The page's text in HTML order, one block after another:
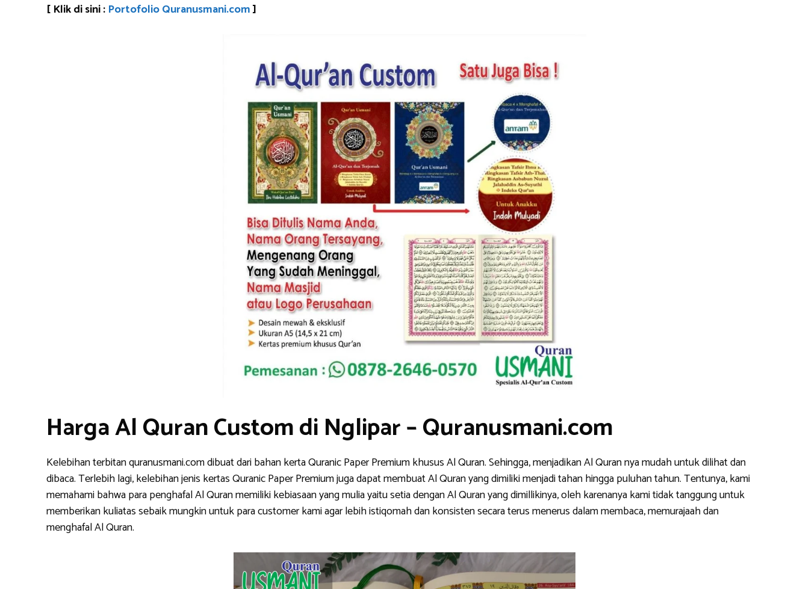
[ Klik di sini : Portofolio Quranusmani.com]
Harga Al Quran Custom di Nglipar – Quranusmani.com
Kelebihan terbitan quranusmani.com dibuat dari bahan kerta Quranic Paper Premium khusus Al Quran. Sehingga, menjadikan Al Quran nya mudah untuk dilihat dan
dibaca. Terlebih lagi, kelebihan jenis kertas Quranic Paper Premium juga dapat membuat Al Quran yang dimiliki menjadi tahan hingga puluhan tahun. Tentunya, kami
memahami bahwa para penghafal Al Quran memiliki kebiasaan yang mulia yaitu setia dengan Al Quran yang dimillikinya, oleh karenanya kami tidak tanggung untuk
memberikan kuliatas sebaik mungkin untuk para customer kami agar lebih istiqomah dan konsisten secara terus menerus dalam membaca, memurajaah dan
menghafal Al Quran.